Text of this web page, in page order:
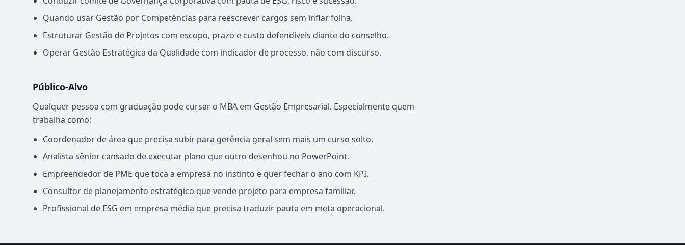
Quando usar Gestão por Competências para reescrever cargos sem inflar folha.
Estruturar Gestão de Projetos com escopo, prazo e custo defendíveis diante do conselho.
Operar Gestão Estratégica da Qualidade com indicador de processo, não com discurso.
Público-Alvo
Qualquer pessoa com graduação pode cursar o MBA em Gestão Empresarial. Especialmente quem
trabalha como:
Coordenador de área que precisa subir para gerência geral sem mais um curso solto.
Analista sênior cansado de executar plano que outro desenhou no PowerPoint.
Empreendedor de PME que toca a empresa no instinto e quer fechar o ano com KPI.
Consultor de planejamento estratégico que vende projeto para empresa familiar.
Profissional de ESG em empresa média que precisa traduzir pauta em meta operacional.